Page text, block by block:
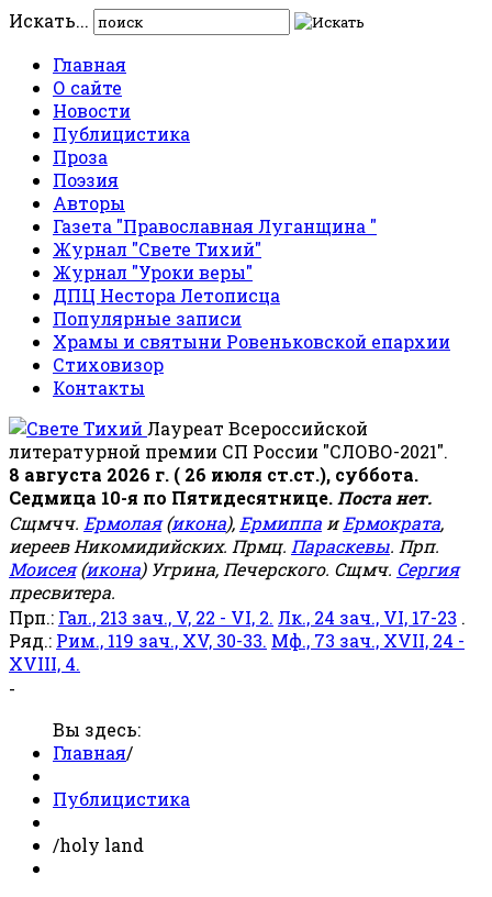
Искать...
Главная
О сайте
Новости
Публицистика
Проза
Поэзия
Авторы
Газета "Православная Луганщина "
Журнал "Свете Тихий"
Журнал "Уроки веры"
ДПЦ Нестора Летописца
Популярные записи
Храмы и святыни Ровеньковской епархии
Стиховизор
Контакты
Лауреат Всероссийской
литературной премии СП России "СЛОВО-2021".
8 августа 2026 г. ( 26 июля ст.ст.), суббота.
Седмица 10-я по Пятидесятнице. Поста нет.
Сщмчч. Ермолая(икона), Ермиппа иЕрмократа,
иереев Никомидийских. Прмц. Параскевы. Прп.
Моисея(икона) Угрина, Печерского. Сщмч. Сергия
пресвитера.
Прп.: Гал., 213 зач., V, 22 - VI, 2. Лк., 24 зач., VI, 17-23 .
Ряд.: Рим., 119 зач., XV, 30-33. Мф., 73 зач., XVII, 24 -
XVIII, 4.
-
Вы здесь:
Главная/
Публицистика
/holy land